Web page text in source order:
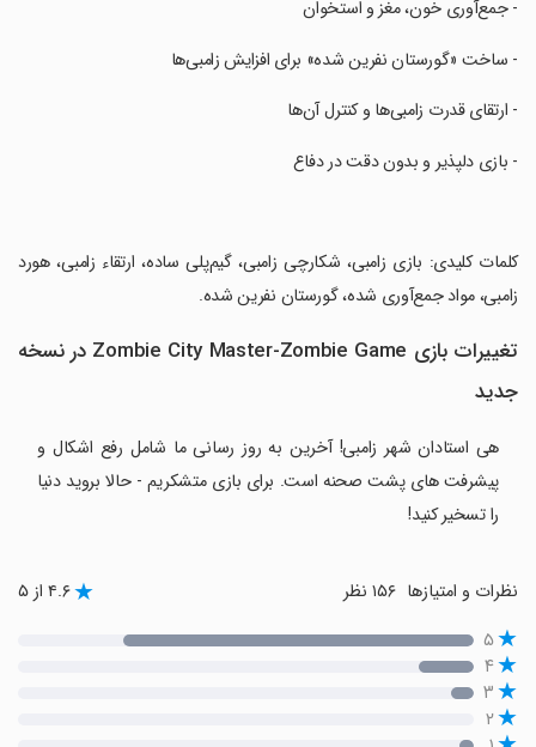
‏- جمع‌آوری خون، مغز و استخوان
‏- ساخت «گورستان نفرین شده» برای افزایش زامبی‌ها
‏- ارتقای قدرت زامبی‌ها و کنترل آن‌ها
‏- بازی دلپذیر و بدون دقت در دفاع
‏کلمات کلیدی: بازی زامبی، شکارچی زامبی، گیم‌پلی ساده، ارتقاء زامبی، هورد
زامبی، مواد جمع‌آوری شده، گورستان نفرین شده.
تغییرات بازی Zombie City Master-Zombie Game در نسخه
جدید
هی استادان شهر زامبی! آخرین به روز رسانی ما شامل رفع اشکال و
پیشرفت های پشت صحنه است. برای بازی متشکریم - حالا بروید دنیا
را تسخیر کنید!
نظرات و امتیازها ۴.۶ از ۵
۵
۴
۳
۲